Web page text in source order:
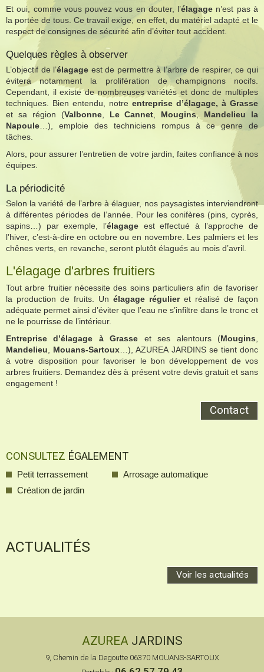
Et oui, comme vous pouvez vous en douter, l’élagage n’est pas à
la portée de tous. Ce travail exige, en effet, du matériel adapté et le
respect de consignes de sécurité afin d’éviter tout accident.
Quelques règles à observer
L’objectif de l’élagage est de permettre à l’arbre de respirer, ce qui
évitera notamment la prolifération de champignons nocifs.
Cependant, il existe de nombreuses variétés et donc de multiples
techniques. Bien entendu, notre entreprise d’élagage, à Grasse
et sa région (Valbonne, Le Cannet Mougins, Mandelieu la
Napoule …), emploie des techniciens rompus à ce genre de
tâches.
Alors, pour assurer l’entretien de votre jardin, faites confiance à nos
équipes.
La périodicité
Selon la variété de l’arbre à élaguer, nos paysagistes interviendront
à différentes périodes de l’année. Pour les conifères (pins, cyprès,
sapins…) par exemple, l’élagageest effectué à l’approche de
l’hiver, c’est-à-dire en octobre ou en novembre. Les palmiers et les
chênes verts, en revanche, seront plutôt élagués au mois d’avril.
L'élagage d'arbres fruitiers
Tout arbre fruitier nécessite des soins particuliers afin de favoriser
la production de fruits. Un élagage régulieret réalisé de façon
adéquate permet ainsi d’éviter que l’eau ne s’infiltre dans le tronc et
ne le pourrisse de l’intérieur.
Entreprise d’élagage à Grasse et ses alentours (Mougins
Mandelieu
Mouans-Sartoux …), AZUREA JARDINS se tient donc
à votre disposition pour favoriser le bon développement de vos
arbres fruitiers. Demandez dès à présent votre devis gratuit et sans
engagement !
Contact
CONSULTEZ ÉGALEMENT
Petit terrassement
Arrosage automatique
Création de jardin
ACTUALITÉS
Voir les actualités
AZUREA JARDINS
9, Chemin de la Degoutte 06370 MOUANS-SARTOUX